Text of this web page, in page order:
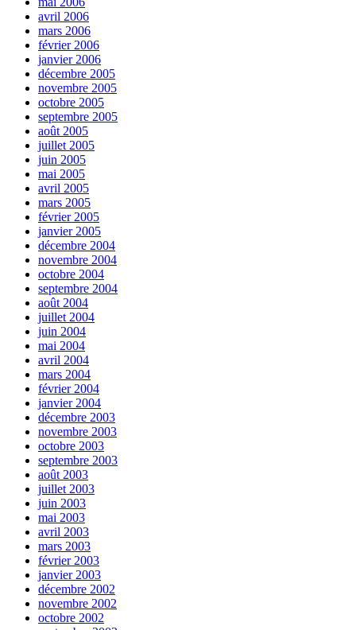
avril 2006
mars 2006
février 2006
janvier 2006
décembre 2005
novembre 2005
octobre 2005
septembre 2005
août 2005
juillet 2005
juin 2005
mai 2005
avril 2005
mars 2005
février 2005
janvier 2005
décembre 2004
novembre 2004
octobre 2004
septembre 2004
août 2004
juillet 2004
juin 2004
mai 2004
avril 2004
mars 2004
février 2004
janvier 2004
décembre 2003
novembre 2003
octobre 2003
septembre 2003
août 2003
juillet 2003
juin 2003
mai 2003
avril 2003
mars 2003
février 2003
janvier 2003
décembre 2002
novembre 2002
octobre 2002